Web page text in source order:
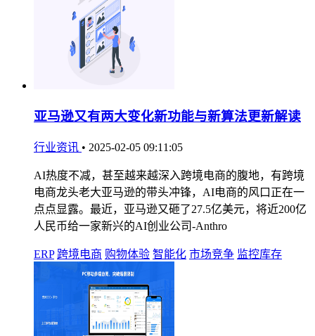
亚马逊又有两大变化新功能与新算法更新解读
行业资讯 • 2025-02-05 09:11:05
AI热度不减，甚至越来越深入跨境电商的腹地，有跨境
电商龙头老大亚马逊的带头冲锋，AI电商的风口正在一
点点显露。最近，亚马逊又砸了27.5亿美元，将近200亿
人民币给一家新兴的AI创业公司-Anthro
ERP 跨境电商 购物体验 智能化 市场竞争 监控库存